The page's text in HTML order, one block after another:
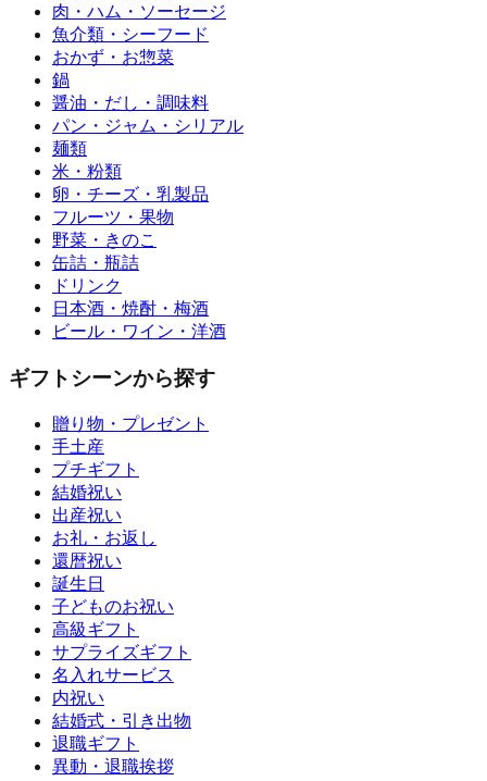
肉・ハム・ソーセージ
魚介類・シーフード
おかず・お惣菜
鍋
醤油・だし・調味料
パン・ジャム・シリアル
麺類
米・粉類
卵・チーズ・乳製品
フルーツ・果物
野菜・きのこ
缶詰・瓶詰
ドリンク
日本酒・焼酎・梅酒
ビール・ワイン・洋酒
ギフトシーンから探す
贈り物・プレゼント
手土産
プチギフト
結婚祝い
出産祝い
お礼・お返し
還暦祝い
誕生日
子どものお祝い
高級ギフト
サプライズギフト
名入れサービス
内祝い
結婚式・引き出物
退職ギフト
異動・退職挨拶